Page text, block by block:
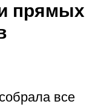
прямых
все